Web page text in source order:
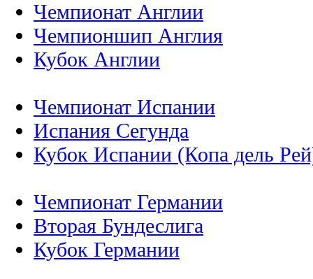
Чемпионат Англии
Чемпионшип Англия
Кубок Англии
Чемпионат Испании
Испания Сегунда
Кубок Испании (Копа дель
Чемпионат Германии
Вторая Бундеслига
Кубок Германии